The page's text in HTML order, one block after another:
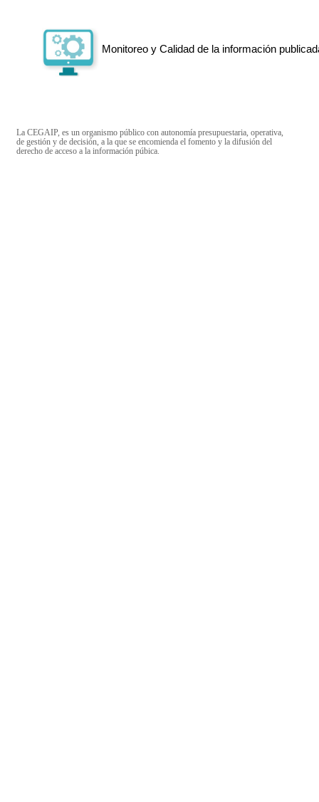
Monitoreo y Calidad de la información
La CEGAIP, es un organismo público con autonomía presupuestaria, operativa,
de gestión y de decisión, a la que se encomienda el fomento y la difusión del
derecho de acceso a la información púbica.